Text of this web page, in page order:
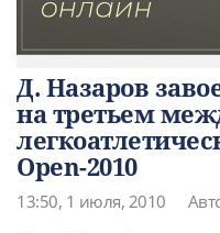
Д. Назаров
на третьем
Open-2010
13:50, 1 июля, 2010